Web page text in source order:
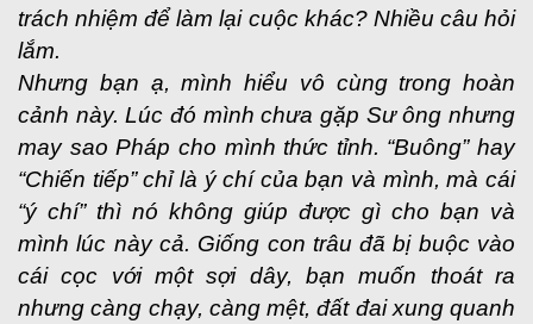
trách nhiệm để làm lại cuộc khác? Nhiều câu hỏi
lắm.
Nhưng bạn ạ, mình hiểu vô cùng trong hoàn
cảnh này. Lúc đó mình chưa gặp Sư ông nhưng
may sao Pháp cho mình thức tỉnh. “Buông” hay
“Chiến tiếp” chỉ là ý chí của bạn và mình, mà cái
“ý chí” thì nó không giúp được gì cho bạn và
mình lúc này cả. Giống con trâu đã bị buộc vào
cái cọc với một sợi dây, bạn muốn thoát ra
nhưng càng chạy, càng mệt, đất đai xung quanh